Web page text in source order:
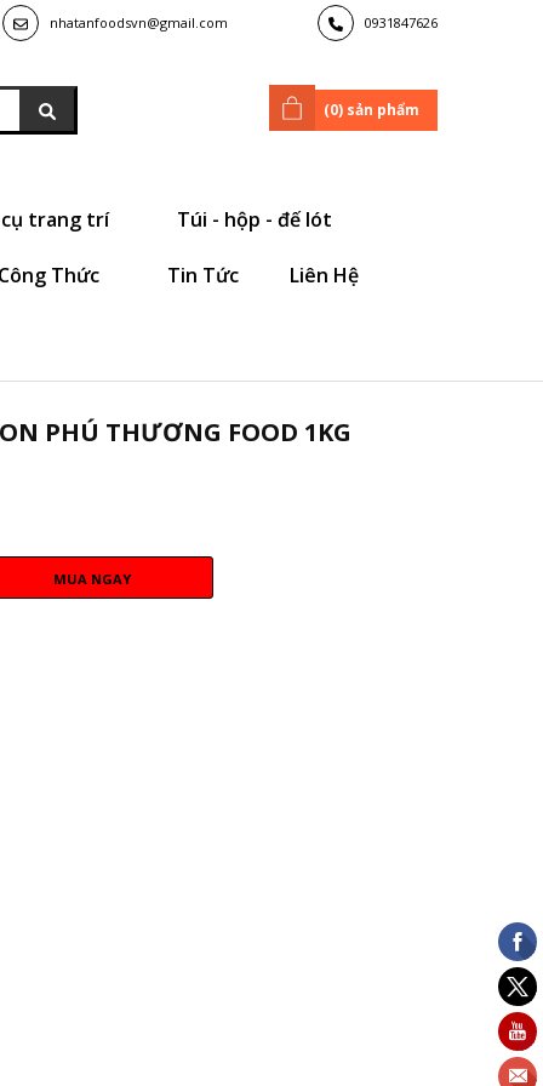
nhatanfoodsvn@gmail.com 0931847626
(0) sản phẩm
cụ trang trí Túi - hộp - đế lót
Thức Tin Tức Liên Hệ
PHÚ THƯƠNG FOOD 1KG
MUA NGAY